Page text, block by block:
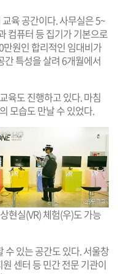
육 공간이다. 사무실은 5~
컴퓨터 등 집기가 기본으로
원인 합리적인 임대비가
간 특성을 살려 6개월에서
육도 진행하고 있다. 마침
모습도 만날 수 있었다.
현실(VR) 체험(우)도 가능
있는 공간도 있다. 서울창
센터 등 민간 전문 기관이